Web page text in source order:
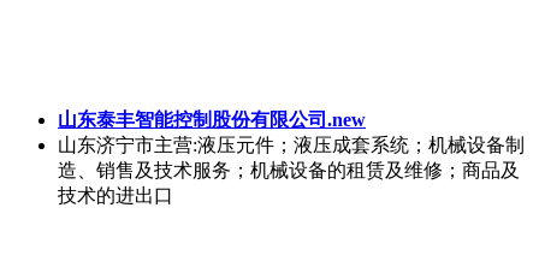
山东泰丰智能控制股份有限公司.new
山东济宁市主营:液压元件；液压成套系统；机械设备制
造、销售及技术服务；机械设备的租赁及维修；商品及
技术的进出口